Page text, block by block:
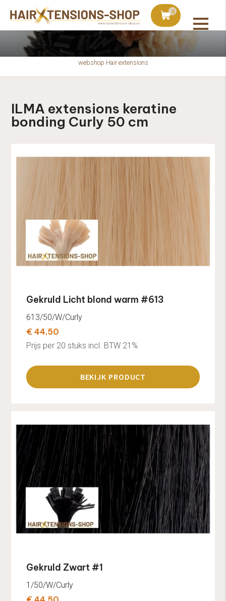
0
bij bestellingen vanaf €75 Vandaag besteld,
webshop Hair extensions
ILMA extensions keratine
bonding Curly 50 cm
Gekruld Licht blond warm #613
613/50/W/Curly
€ 44,50
Prijs per 20 stuks incl. BTW 21%
BEKIJK PRODUCT
Gekruld Zwart #1
1/50/W/Curly